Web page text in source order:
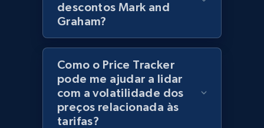
Zara - Products - discovery by category url
Category id, Product id, Product name, Price,
Currency, Colour code, Colour, Description, and
1.2K+ 208+ Comece agora
descontos Mark and
Graham?
Como o Price Tracker
pode me ajudar a lidar
com a volatilidade dos
preços relacionada às
tarifas?